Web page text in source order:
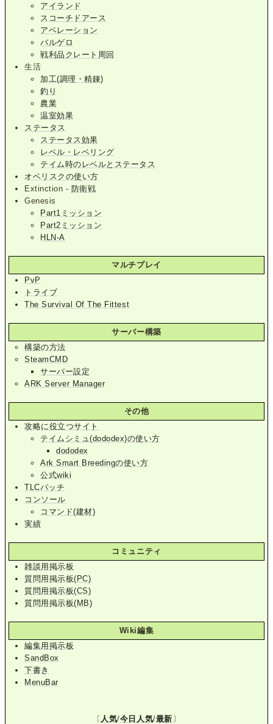
アイランド
スコーチドアース
アベレーション
バルゲロ
戦利品クレート周回
生活
加工(調理・精錬)
釣り
農業
温室効果
ステータス
ステータス効果
レベル・レベリング
テイム時のレベルとステータス
オベリスクの使い方
Extinction - 防衛戦
Genesis
Part1ミッション
Part2ミッション
HLN-A
マルチプレイ
PvP
トライブ
The Survival Of The Fittest
サーバー構築
構築の方法
SteamCMD
サーバー設定
ARK Server Manager
その他
攻略に役立つサイト
テイムシミュ(dododex)の使い方
dododex
Ark Smart Breedingの使い方
公式wiki
TLCパッチ
コンソール
コマンド(建材)
実績
コミュニティ
雑談用掲示板
質問用掲示板(PC)
質問用掲示板(CS)
質問用掲示板(MB)
Wiki編集
編集用掲示板
SandBox
下書き
MenuBar
〔 人気/今日人気/最新 〕